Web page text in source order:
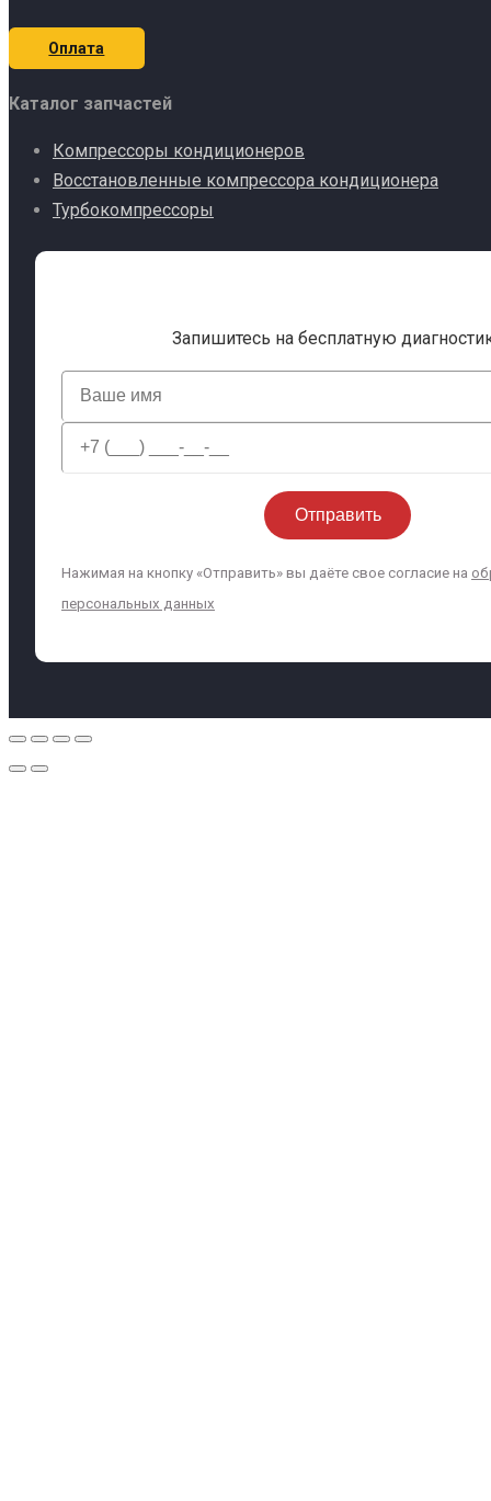
Оплата
Каталог запчастей
Компрессоры кондиционеров
Восстановленные компрессора кондиционера
Турбокомпрессоры
Запишитесь на бесплатную
Нажимая на кнопку «Отправить» вы даёте свое согласие на
персональных данных